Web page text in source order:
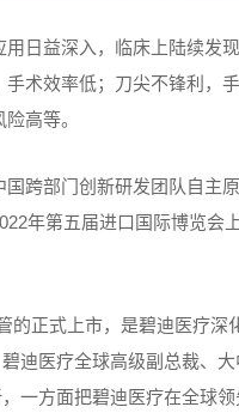
日益深入，临床上陆续发
术效率低；刀尖不锋利，
高等。
跨部门创新研发团队自主
年第五届进口国际博览会
的正式上市，是碧迪医疗深
迪医疗全球高级副总裁、
一方面把碧迪医疗在全球